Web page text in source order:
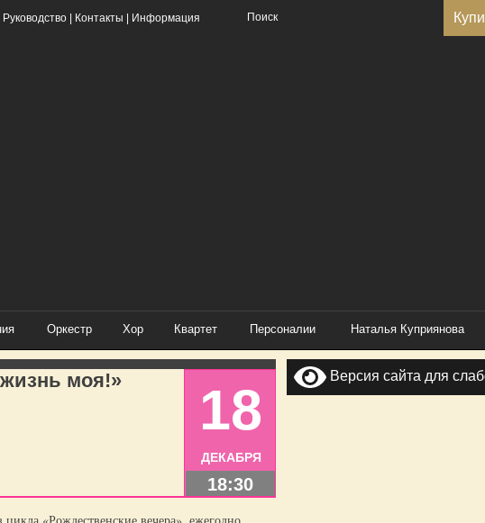
Руководство Контакты Информация
Оркестр Хор Квартет Персоналии Наталья Куприянова
18
ДЕКАБРЯ
18:30
моя!» Версия сайта для